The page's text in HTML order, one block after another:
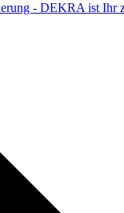
- DEKRA ist Ihr